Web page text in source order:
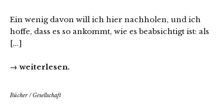
Ein wenig davon will ich hier nachholen, und ich
hoffe, dass es so ankommt, wie es beabsichtigt ist: als
[...]
→ weiterlesen.
Bücher/Gesellschaft